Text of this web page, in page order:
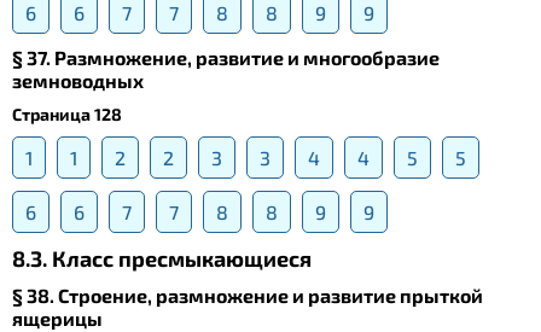
6 6 7 7 8 8 9
9
§ 37. Размножение, развитие и многообразие
земноводных
Страница 128
1 1 2 2 3 3 4 4 5 5
6 6 7 7 8 8 9 9
8.3. Класс пресмыкающиеся
§ 38. Строение, размножение и развитие прыткой
ящерицы